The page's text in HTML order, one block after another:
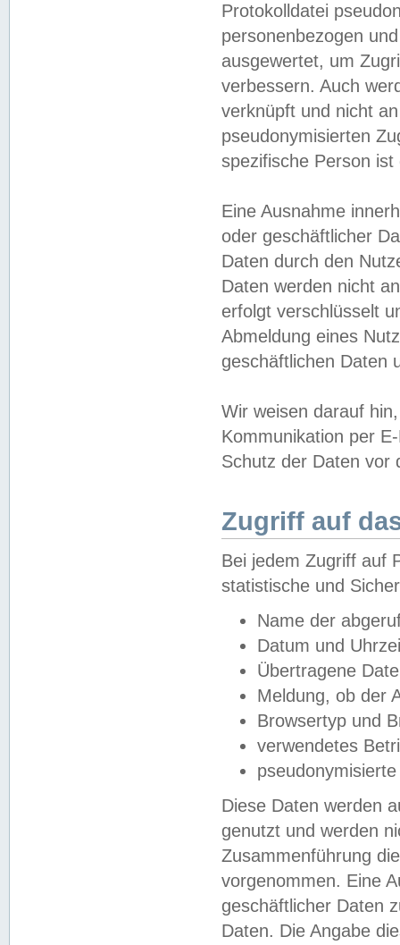
Protokolldatei
personenbezogen
ausgewertet, um
verbessern. Auch
verknüpft und nicht
pseudonymisierten
spezifische Person
Eine Ausnahme
oder geschäftlicher
Daten durch den
Daten werden nicht
erfolgt verschlüsselt
Abmeldung eines
geschäftlichen Daten
Wir weisen darauf
Kommunikation per
Schutz der Daten vor
Zugriff auf
Bei jedem Zugriff auf
statistische und
Name der
Datum und
Übertragene
Meldung, ob der
Browsertyp und
verwendetes
Diese Daten werden
genutzt und werden
Zusammenführung
vorgenommen. Eine
geschäftlicher Daten
Daten. Die Angabe